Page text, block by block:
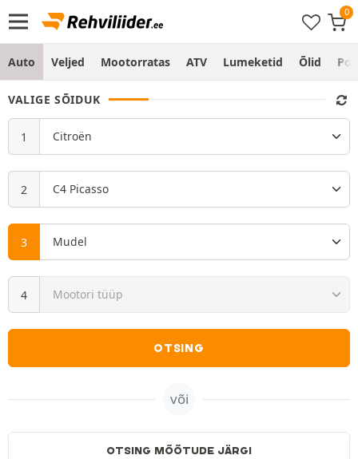
Auto Veljed Mootorratas ATV Lumeketid Õlid
VALIGE SÕIDUK
OTSING
või
OTSING MÕÕTUDE JÄRGI